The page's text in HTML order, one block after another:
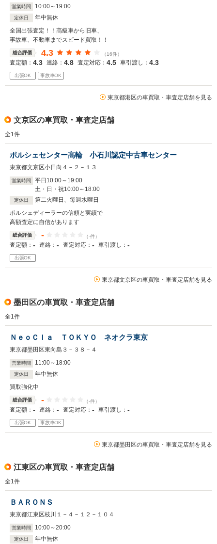
営業時間 10:00～ 19:00
定休日
年中無休
全国出張査定！！高級車から旧車、
事故車、不動車までスピード買取！！
総合評価 4.3 （16件）
査定額： 4.3 連絡： 4.8 査定対応： 4.5 車引渡し： 4.3
出張OK 事故車OK
東京都港区の車買取・車査定店舗を見る
文京区の車買取・車査定店舗
全1件
ポルシェセンター高輪 小石川認定中古車センター
東京都文京区小日向４－２－１３
営業時間 平日10:00～ 19:00
土・日・祝10:00～ 18:00
定休日
第二火曜日、毎週水曜日
ポルシェディーラーの信頼と実績で
高額査定に自信があります
総合評価 - （-件）
査定額： - 連絡： - 査定対応： - 車引渡し： -
出張OK
東京都文京区の車買取・車査定店舗を見る
墨田区の車買取・車査定店舗
全1件
ＮｅｏＣｌａ ＴＯＫＹＯ ネオクラ東京
東京都墨田区東向島３－３８－４
営業時間 11:00～ 18:00
定休日
年中無休
買取強化中
総合評価 - （-件）
査定額： - 連絡： - 査定対応： - 車引渡し： -
出張OK 事故車OK
東京都墨田区の車買取・車査定店舗を見る
江東区の車買取・車査定店舗
全1件
ＢＡＲＯＮＳ
東京都江東区枝川１－４－１２－１０４
営業時間 10:00～20:00
定休日 年中無休